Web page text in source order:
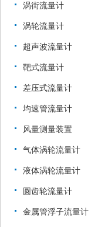
涡街流量计
涡轮流量计
超声波流量计
靶式流量计
差压式流量计
均速管流量计
风量测量装置
气体涡轮流量计
液体涡轮流量计
圆齿轮流量计
金属管浮子流量计